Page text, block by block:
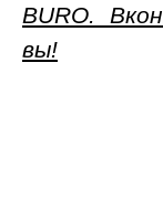
BURO.
вы!